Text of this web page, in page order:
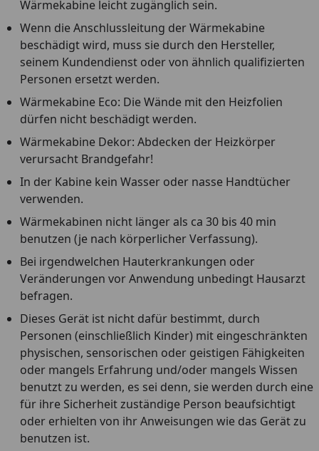
Wärmekabine leicht zugänglich sein.
Wenn die Anschlussleitung der Wärmekabine
beschädigt wird, muss sie durch den Hersteller,
seinem Kundendienst oder von ähnlich qualifizierten
Personen ersetzt werden.
Wärmekabine Eco: Die Wände mit den Heizfolien
dürfen nicht beschädigt werden.
Wärmekabine Dekor: Abdecken der Heizkörper
verursacht Brandgefahr!
In der Kabine kein Wasser oder nasse Handtücher
verwenden.
Wärmekabinen nicht länger als ca 30 bis 40 min
benutzen (je nach körperlicher Verfassung).
Bei irgendwelchen Hauterkrankungen oder
Veränderungen vor Anwendung unbedingt Hausarzt
befragen.
Dieses Gerät ist nicht dafür bestimmt, durch
Personen (einschließlich Kinder) mit eingeschränkten
physischen, sensorischen oder geistigen Fähigkeiten
oder mangels Erfahrung und/oder mangels Wissen
benutzt zu werden, es sei denn, sie werden durch eine
für ihre Sicherheit zuständige Person beaufsichtigt
oder erhielten von ihr Anweisungen wie das Gerät zu
benutzen ist.